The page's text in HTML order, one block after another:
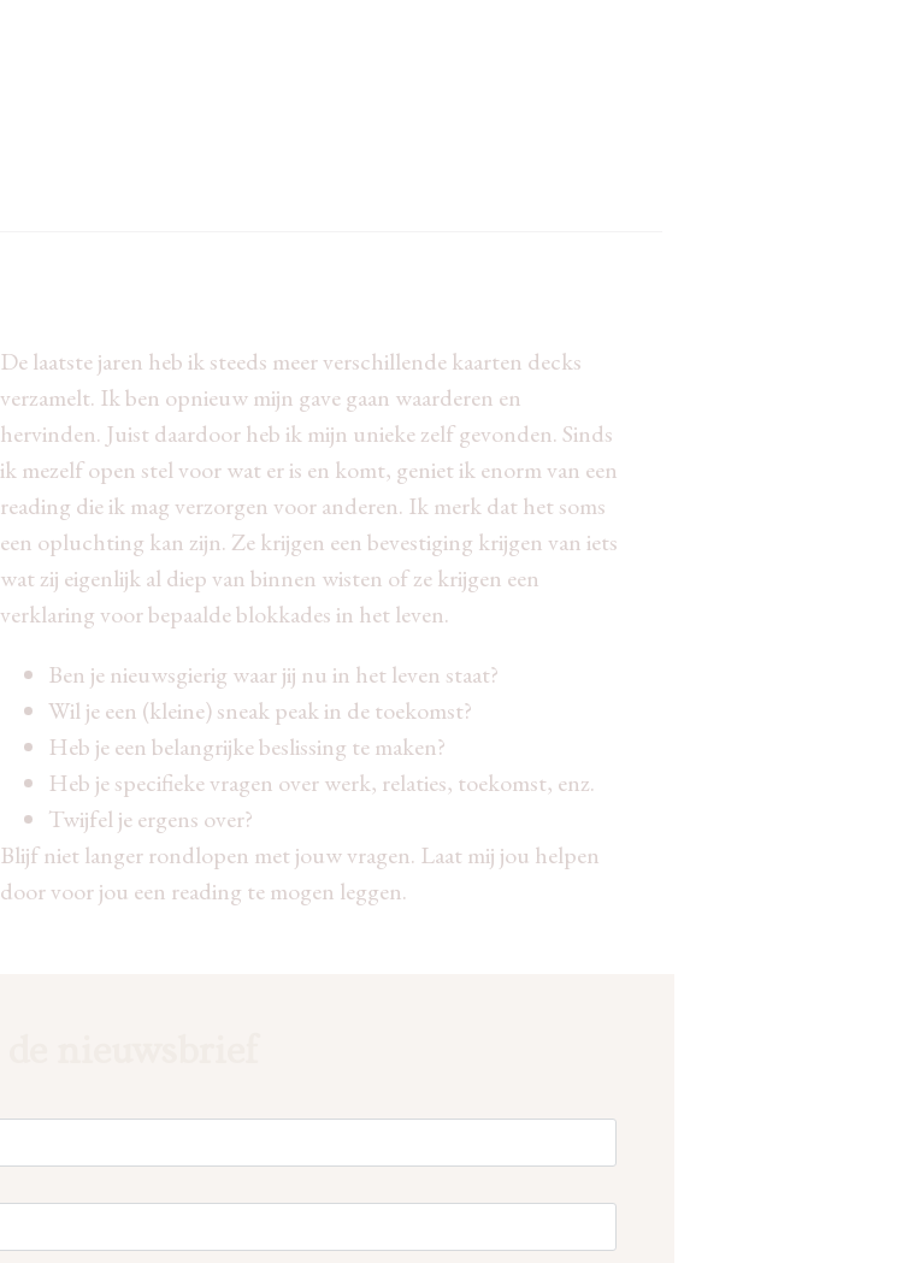
De laatste jaren heb ik steeds meer verschillende kaarten decks
verzamelt. Ik ben opnieuw mijn gave gaan waarderen en
hervinden. Juist daardoor heb ik mijn unieke zelf gevonden. Sinds
ik mezelf open stel voor wat er is en komt, geniet ik enorm van een
reading die ik mag verzorgen voor anderen. Ik merk dat het soms
een opluchting kan zijn. Ze krijgen een bevestiging krijgen van iets
wat zij eigenlijk al diep van binnen wisten of ze krijgen een
verklaring voor bepaalde blokkades in het leven.
Ben je nieuwsgierig waar jij nu in het leven staat?
Wil je een (kleine) sneak peak in de toekomst?
Heb je een belangrijke beslissing te maken?
Heb je specifieke vragen over werk, relaties, toekomst, enz.
Twijfel je ergens over?
Blijf niet langer rondlopen met jouw vragen. Laat mij jou helpen
door voor jou een reading te mogen leggen.